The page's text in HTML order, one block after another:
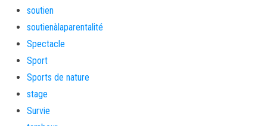
soutien
soutienàlaparentalité
Spectacle
Sport
Sports de nature
stage
Survie